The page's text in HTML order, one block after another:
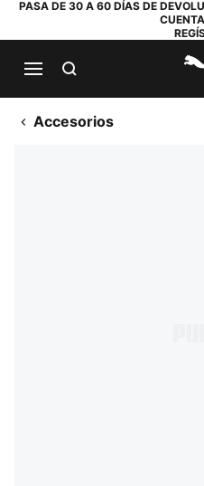
PASA DE 30 A 60 DÍAS DE
Accesorios